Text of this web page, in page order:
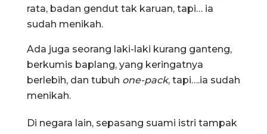
rata, badan gendut tak karuan, tapi… ia
sudah menikah.
Ada juga seorang laki-laki kurang ganteng,
berkumis baplang, yang keringatnya
berlebih, dan tubuh one-pack, tapi….ia sudah
menikah.
Di negara lain, sepasang suami istri tampak